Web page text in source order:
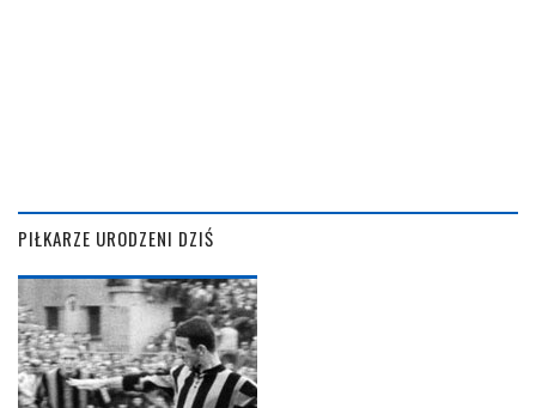
PIŁKARZE URODZENI DZIŚ